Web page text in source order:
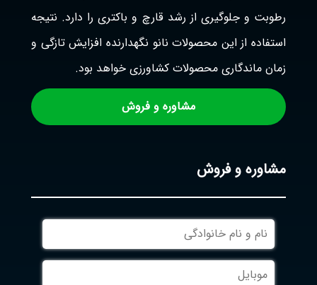
رطوبت و جلوگیری از رشد قارچ و باکتری را دارد. نتیجه
استفاده از این محصولات نانو نگهدارنده افزایش تازگی و
زمان ماندگاری محصولات کشاورزی خواهد بود.
مشاوره و فروش
مشاوره و فروش
نام
و
نام
خانوادگی
موبایل